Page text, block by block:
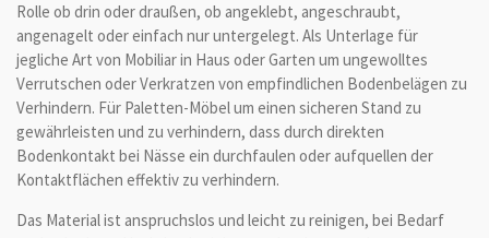
Rolle ob drin oder draußen, ob angeklebt, angeschraubt,
angenagelt oder einfach nur untergelegt. Als Unterlage für
jegliche Art von Mobiliar in Haus oder Garten um ungewolltes
Verrutschen oder Verkratzen von empfindlichen Bodenbelägen zu
Verhindern. Für Paletten-Möbel um einen sicheren Stand zu
gewährleisten und zu verhindern, dass durch direkten
Bodenkontakt bei Nässe ein durchfaulen oder aufquellen der
Kontaktflächen effektiv zu verhindern.
Das Material ist anspruchslos und leicht zu reinigen, bei Bedarf